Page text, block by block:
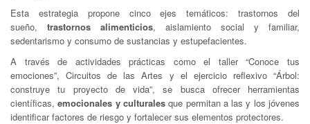
Esta estrategia propone cinco ejes temáticos: trastornos del
sueño, trastornos alimenticios, aislamiento social y familiar,
sedentarismo y consumo de sustancias y estupefacientes.
A través de actividades prácticas como el taller “Conoce tus
emociones”, Circuitos de las Artes y el ejercicio reflexivo “Árbol:
construye tu proyecto de vida”, se busca ofrecer herramientas
científicas,emocionales y culturalesque permitan a las y los jóvenes
identificar factores de riesgo y fortalecer sus elementos protectores.